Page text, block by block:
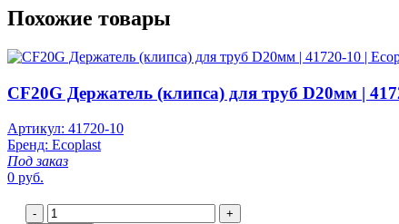
Похожие товары
CF20G Держатель (клипса) для труб D20мм |
Артикул: 41720-10
Бренд: Ecoplast
Под заказ
0 руб.
-
+